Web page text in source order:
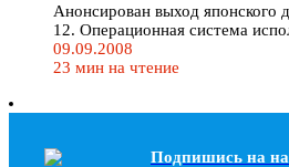
Анонсирован выход японского
12. Операционная система
09.09.2008
23 мин на чтение
Подпишись на